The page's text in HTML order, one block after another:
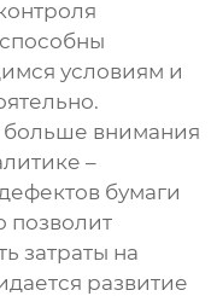
условиям и
больше внимания
–
бумаги
позволит
затраты на
развитие